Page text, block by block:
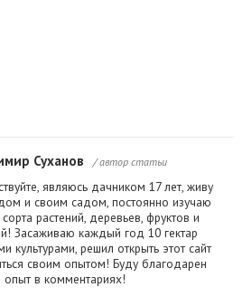
Суханов / автор статьи
являюсь дачником 17 лет, живу
и своим садом, постоянно изучаю
растений, деревьев, фруктов и
Засаживаю каждый год 10 гектар
культурами, решил открыть этот сайт
своим опытом! Буду благодарен
опыт в комментариях!